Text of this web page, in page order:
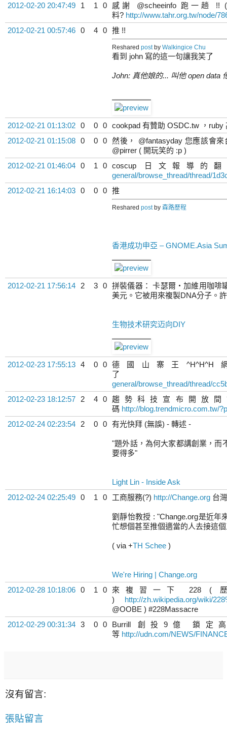
2012-02-20 20:47:49
1 1 0
感謝 @scheeinfo 跑一趟
料? http://www.tahr.org.tw/node/
2012-02-21 00:57:46 0 4 0 推 !!
Reshared postby Walkingice Chu
看到 john 寫的這一句讓我笑了
John: 真他娘的... 叫他 open data
2012-02-21 01:13:02 0 0 0 cookpad 有贊助 OSDC.tw ，
2012-02-21 01:15:08 0 0 0 然後， @fantasyday 您應該會
@pirrer ( 開玩笑的 :p )
2012-02-21 01:46:04 0 1 0 coscup 日文報導
general/browse_thread/thread/
2012-02-21 16:14:03 0 0 0 推
Reshared postby 森路歷程
香港成功申亞 – GNOME.Asia
2012-02-21 17:56:14 2 3 0 拼裝儀器： 卡瑟爾‧加維用咖啡
美元。它被用來複製DNA分子。
生物技术研究迈向DIY
2012-02-23 17:55:13 4 0 0 德國山寨王
general/browse_thread/thread/
2012-02-23 18:12:57
2 4 0 趨勢科技宣布開放間
碼 http://blog.trendmicro.com.tw/
2012-02-24 02:23:54
2 0 0 有光快拜 (無誤) - 轉述 -
"題外話，為何大家都講創業，而
要得多"
Light Lin - Inside Ask
2012-02-24 02:25:49 0 1 0 工商服務(?) http://Change.org 台
劉靜怡教授 : "Change.org是近年
忙想個甚至推個適當的人去接這
( via +TH Schee )
We're Hiring | Change.org
2012-02-28 10:18:06 0 1 0
來複習一下 228 (
) http://zh.wikipedia.org/wiki/
@OOBE ) #228Massacre
2012-02-29 00:31:34 3 0 0
Burrill 創投9億 鎖定
等 http://udn.com/NEWS/
沒有留言:
張貼留言